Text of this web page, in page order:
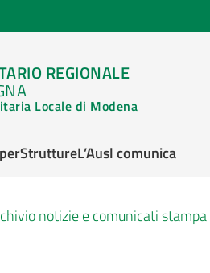
REGIONALE
Locale di Modena
StruttureL’Ausl comunica
notizie e comunicati stampa